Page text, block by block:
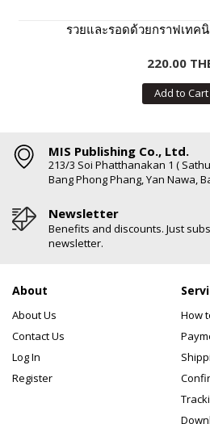
รวยและรอดด้วยกราฟเทค
220.00
Add to Cart
MIS Publishing Co., Ltd.
213/3 Soi Phatthanakan 1 (
Bang Phong Phang, Yan Nawa,
Newsletter
Benefits and discounts. Just
newsletter.
About
About Us
Contact Us
Log In
Register
How